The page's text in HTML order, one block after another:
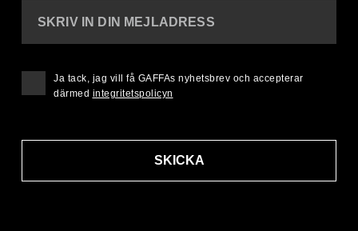
SKRIV IN DIN MEJLADRESS
SKICKA
Ja tack, jag vill få GAFFAs nyhetsbrev och accepterar
därmed integritetspolicyn